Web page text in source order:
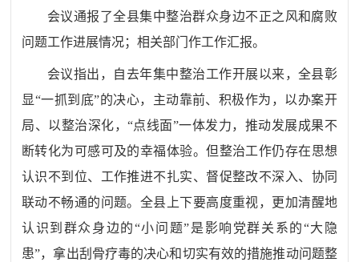
会议通报了全县集中整治群众身边不正之风和腐败
问题工作进展情况；相关部门作工作汇报。
会议指出， 自去年集中整治工作开展以来，全县彰
显“一抓到底”的决心，主动靠前、积极作为，以办案开
局、以整治深化， “点线面”一体发力，推动发展成果不
断转化为可感可及的幸福体验。但整治工作仍存在思想
认识不到位、工作推进不扎实、督促整改不深入、协同
联动不畅通的问题。全县上下要高度重视，更加清醒地
认识到群众身边的“小问题”是影响党群关系的“大隐
患”，拿出刮骨疗毒的决心和切实有效的措施推动问题整